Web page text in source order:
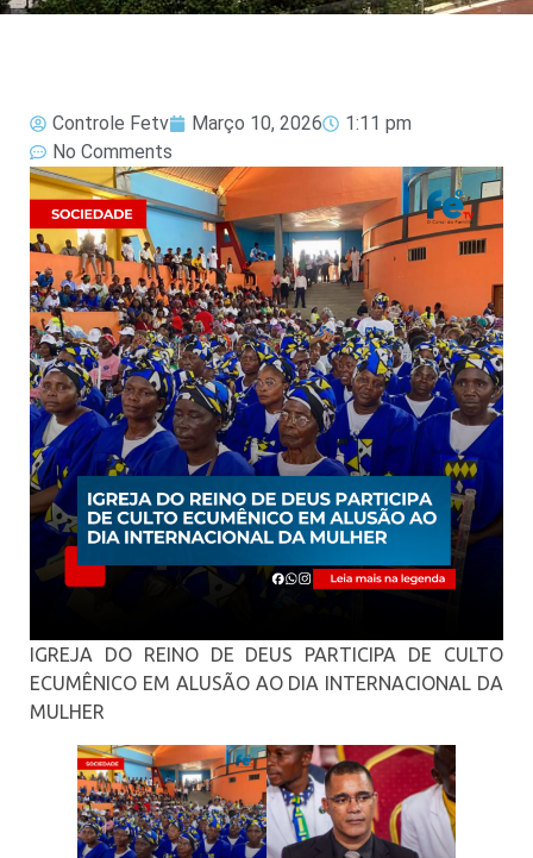
Controle Fetv Março 10, 2026
1:11 pm
No Comments
IGREJA DO REINO DE DEUS PARTICIPA DE CULTO
ECUMÊNICO EM ALUSÃO AO DIA INTERNACIONAL DA
MULHER